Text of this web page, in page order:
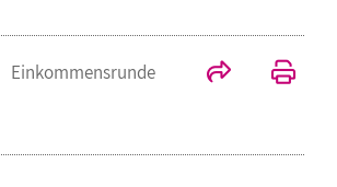
Einkommensrunde